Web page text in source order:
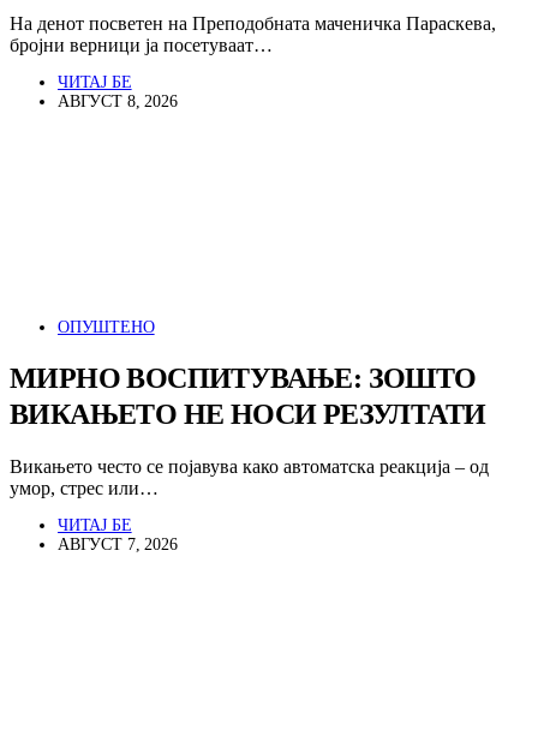
На денот посветен на Преподобната маченичка Параскева,
бројни верници ја посетуваат…
ЧИТАЈ БЕ
АВГУСТ 8, 2026
ОПУШТЕНО
МИРНО ВОСПИТУВАЊЕ: ЗОШТО
ВИКАЊЕТО НЕ НОСИ РЕЗУЛТАТИ
Викањето често се појавува како автоматска реакција – од
умор, стрес или…
ЧИТАЈ БЕ
АВГУСТ 7, 2026